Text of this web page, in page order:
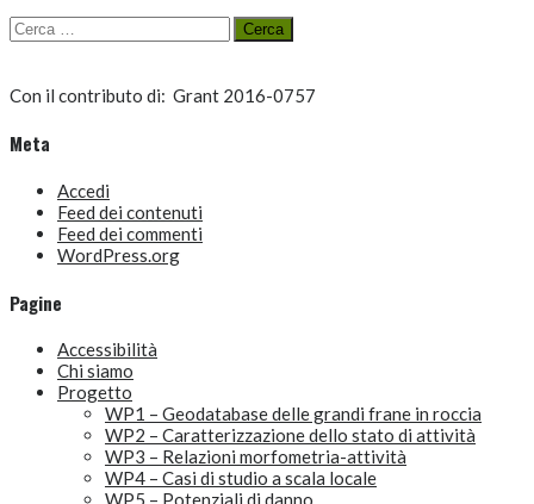
Ricerca
per:
Con il contributo di: Grant 2016-0757
Meta
Accedi
Feed dei contenuti
Feed dei commenti
WordPress.org
Pagine
Accessibilità
Chi siamo
Progetto
WP1 – Geodatabase delle grandi frane in roccia
WP2 – Caratterizzazione dello stato di attività
WP3 – Relazioni morfometria-attività
WP4 – Casi di studio a scala locale